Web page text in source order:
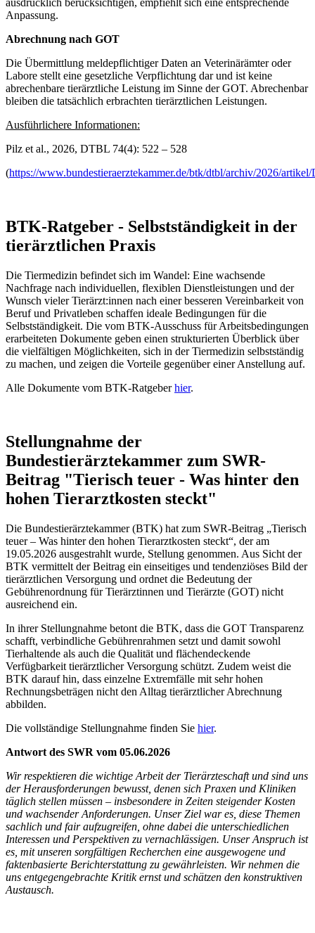
Anpassung.
Abrechnung nach GOT
Die Übermittlung meldepflichtiger Daten an Veterinärämter oder
Labore stellt eine gesetzliche Verpflichtung dar und ist keine
abrechenbare tierärztliche Leistung im Sinne der GOT. Abrechenbar
bleiben die tatsächlich erbrachten tierärztlichen Leistungen.
Ausführlichere Informationen:
Pilz et al., 2026, DTBL 74(4): 522 – 528
(https://www.bundestieraerztekammer.de/btk/dtbl/archiv/2026/
BTK-Ratgeber - Selbstständigkeit in der
tierärztlichen Praxis
Die Tiermedizin befindet sich im Wandel: Eine wachsende
Nachfrage nach individuellen, flexiblen Dienstleistungen und der
Wunsch vieler Tierärzt:innen nach einer besseren Vereinbarkeit von
Beruf und Privatleben schaffen ideale Bedingungen für die
Selbstständigkeit. Die vom BTK-Ausschuss für Arbeitsbedingungen
erarbeiteten Dokumente geben einen strukturierten Überblick über
die vielfältigen Möglichkeiten, sich in der Tiermedizin selbstständig
zu machen, und zeigen die Vorteile gegenüber einer Anstellung auf.
Alle Dokumente vom BTK-Ratgeberhier.
Stellungnahme der
Bundestierärztekammer zum SWR-
Beitrag "Tierisch teuer - Was hinter den
hohen Tierarztkosten steckt"
Die Bundestierärztekammer (BTK) hat zum SWR-Beitrag „Tierisch
teuer – Was hinter den hohen Tierarztkosten steckt“, der am
19.05.2026 ausgestrahlt wurde, Stellung genommen. Aus Sicht der
BTK vermittelt der Beitrag ein einseitiges und tendenziöses Bild der
tierärztlichen Versorgung und ordnet die Bedeutung der
Gebührenordnung für Tierärztinnen und Tierärzte (GOT) nicht
ausreichend ein.
In ihrer Stellungnahme betont die BTK, dass die GOT Transparenz
schafft, verbindliche Gebührenrahmen setzt und damit sowohl
Tierhaltende als auch die Qualität und flächendeckende
Verfügbarkeit tierärztlicher Versorgung schützt. Zudem weist die
BTK darauf hin, dass einzelne Extremfälle mit sehr hohen
Rechnungsbeträgen nicht den Alltag tierärztlicher Abrechnung
abbilden.
Die vollständige Stellungnahme finden Sie hier.
Antwort des SWR vom 05.06.2026
Wir respektieren die wichtige Arbeit der Tierärzteschaft und sind uns
der Herausforderungen bewusst, denen sich Praxen und Kliniken
täglich stellen müssen – insbesondere in Zeiten steigender Kosten
und wachsender Anforderungen. Unser Ziel war es, diese Themen
sachlich und fair aufzugreifen, ohne dabei die unterschiedlichen
Interessen und Perspektiven zu vernachlässigen. Unser Anspruch ist
es, mit unseren sorgfältigen Recherchen eine ausgewogene und
faktenbasierte Berichterstattung zu gewährleisten. Wir nehmen die
uns entgegengebrachte Kritik ernst und schätzen den konstruktiven
Austausch.